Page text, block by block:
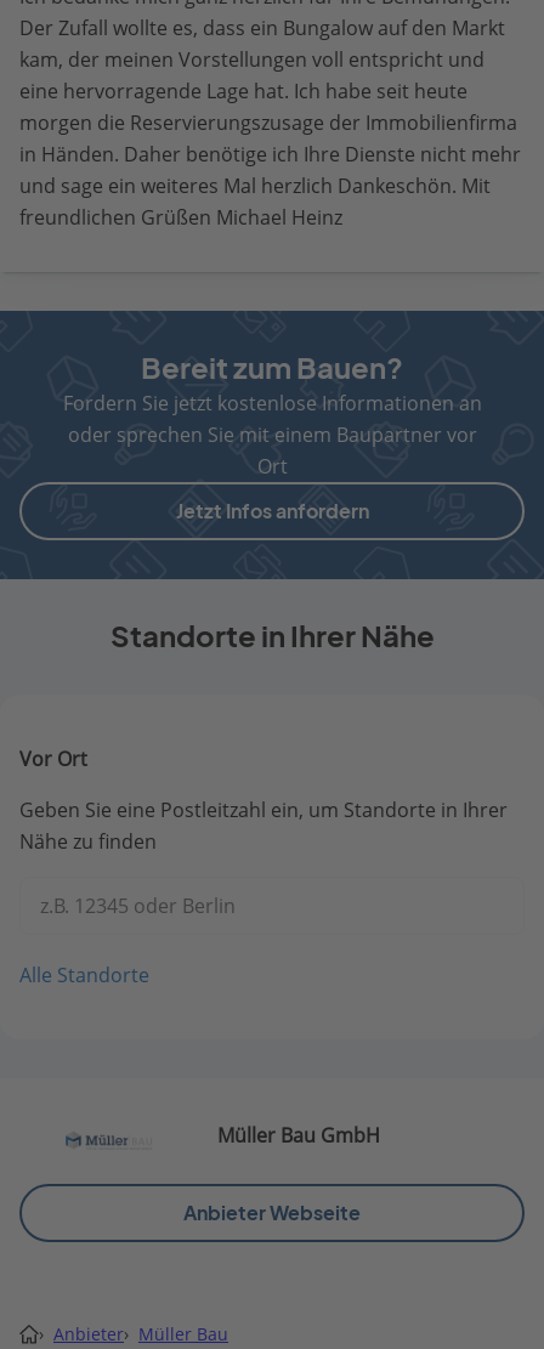
Der Zufall wollte es, dass ein Bungalow auf den Markt
kam, der meinen Vorstellungen voll entspricht und
eine hervorragende Lage hat. Ich habe seit heute
morgen die Reservierungszusage der Immobilienfirma
in Händen. Daher benötige ich Ihre Dienste nicht mehr
und sage ein weiteres Mal herzlich Dankeschön. Mit
freundlichen Grüßen Michael Heinz
Bereit zum Bauen?
Fordern Sie jetzt kostenlose Informationen an
oder sprechen Sie mit einem Baupartner vor
Ort
Jetzt Infos anfordern
Standorte in Ihrer Nähe
Vor Ort
Geben Sie eine Postleitzahl ein, um Standorte in Ihrer
Nähe zu finden
z.B. 12345 oder Berlin
Alle Standorte
Müller Bau GmbH
Anbieter Webseite
› Anbieter› Müller Bau